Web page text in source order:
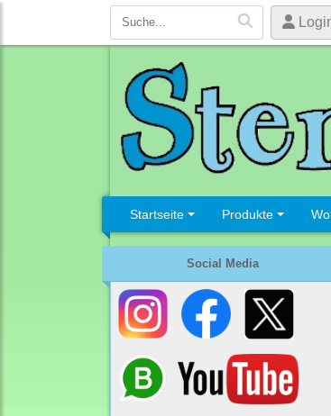
Startseite Produkte
Social Media